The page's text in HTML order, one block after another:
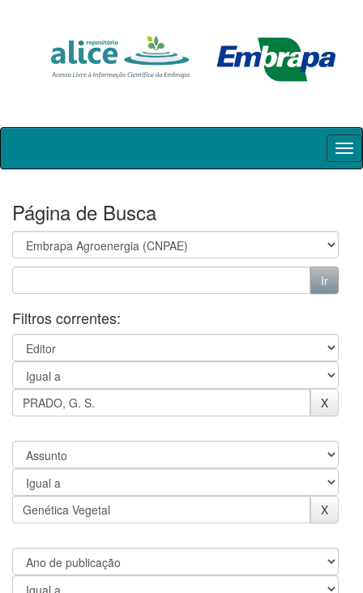
Skip
Página de Busca
Filtros correntes: